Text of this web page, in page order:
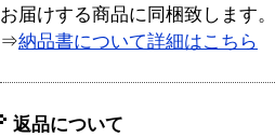
お届けする商品に同梱致します。
⇒納品書について詳細はこちら
返品について